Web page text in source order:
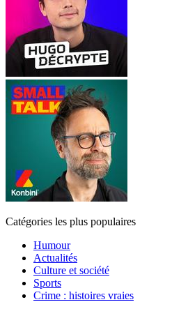
Catégories les plus populaires
Humour
Actualités
Culture et société
Sports
Crime : histoires vraies